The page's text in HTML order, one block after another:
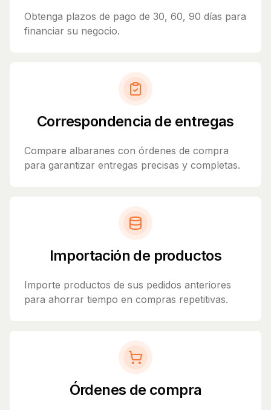
Obtenga plazos de pago de 30, 60, 90 días para
financiar su negocio.
Correspondencia de entregas
Compare albaranes con órdenes de compra
para garantizar entregas precisas y completas.
Importación de productos
Importe productos de sus pedidos anteriores
para ahorrar tiempo en compras repetitivas.
Órdenes de compra